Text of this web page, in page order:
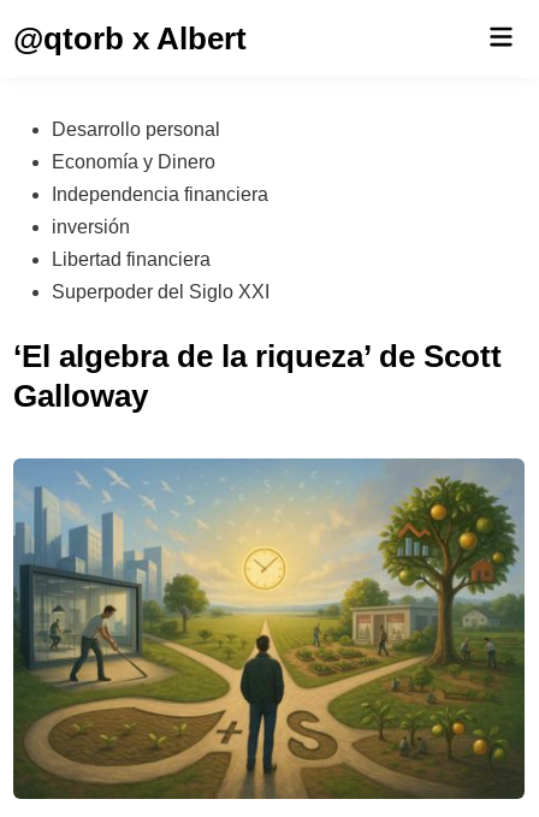
@qtorb x Albert
Publicado
en
Desarrollo personal
Economía y Dinero
Independencia financiera
inversión
Libertad financiera
Superpoder del Siglo XXI
‘El algebra de la riqueza’ de Scott
Galloway